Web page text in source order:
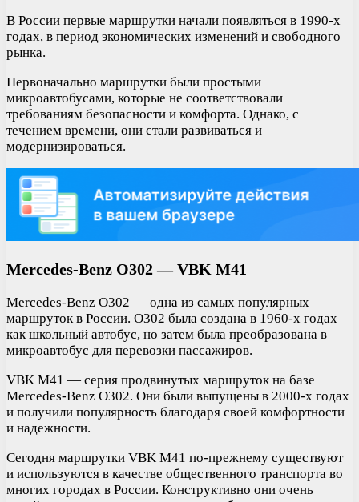
В России первые маршрутки начали появляться в 1990-х
годах, в период экономических изменений и свободного
рынка.
Первоначально маршрутки были простыми
микроавтобусами, которые не соответствовали
требованиям безопасности и комфорта. Однако, с
течением времени, они стали развиваться и
модернизироваться.
Mercedes-Benz O302 — VBK M41
Mercedes-Benz O302 — одна из самых популярных
маршруток в России. O302 была создана в 1960-х годах
как школьный автобус, но затем была преобразована в
микроавтобус для перевозки пассажиров.
VBK M41 — серия продвинутых маршруток на базе
Mercedes-Benz O302. Они были выпущены в 2000-х годах
и получили популярность благодаря своей комфортности
и надежности.
Сегодня маршрутки VBK M41 по-прежнему существуют
и используются в качестве общественного транспорта во
многих городах в России. Конструктивно они очень